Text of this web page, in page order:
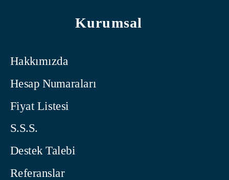
Kurumsal
Hakkımızda
Hesap Numaraları
Fiyat Listesi
S.S.S.
Destek Talebi
Referanslar